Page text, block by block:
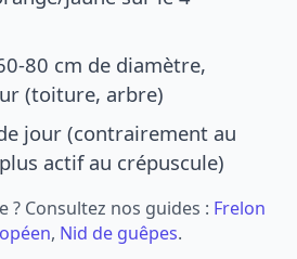
80 cm de diamètre,
(toiture, arbre)
jour (contrairement au
actif au crépuscule)
? Consultez nos guides : Frelon
, Nid de guêpes.